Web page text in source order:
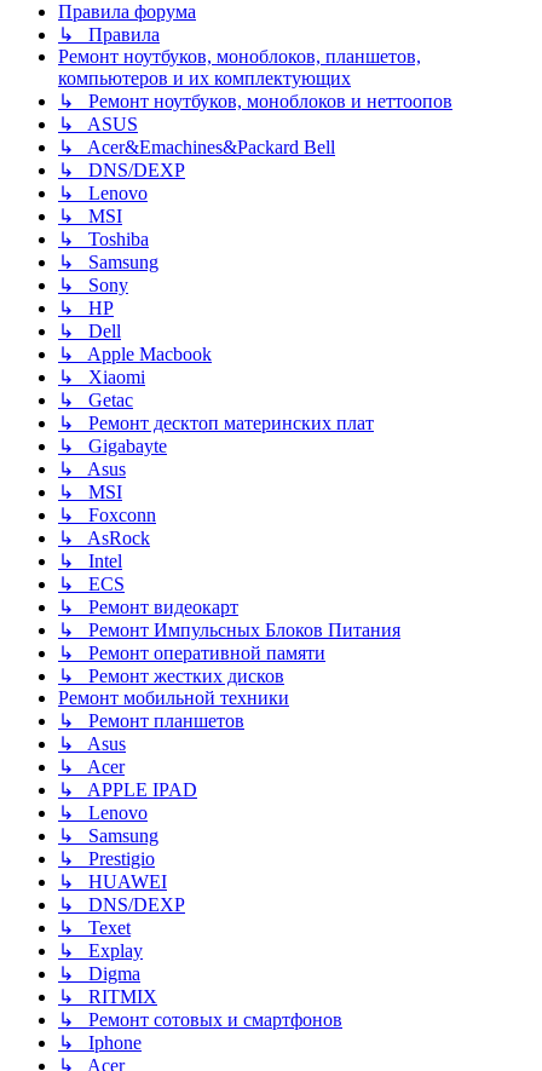
Правила форума
↳ Правила
Ремонт ноутбуков, моноблоков, планшетов,
компьютеров и их комплектующих
↳ Ремонт ноутбуков, моноблоков и неттоопов
↳ ASUS
↳ Acer&Emachines&Packard Bell
↳ DNS/DEXP
↳ Lenovo
↳ MSI
↳ Toshiba
↳ Samsung
↳ Sony
↳ HP
↳ Dell
↳ Apple Macbook
↳ Xiaomi
↳ Getac
↳ Ремонт десктоп материнских плат
↳ Gigabayte
↳ Asus
↳ MSI
↳ Foxconn
↳ AsRock
↳ Intel
↳ ECS
↳ Ремонт видеокарт
↳ Ремонт Импульсных Блоков Питания
↳ Ремонт оперативной памяти
↳ Ремонт жестких дисков
Ремонт мобильной техники
↳ Ремонт планшетов
↳ Asus
↳ Acer
↳ APPLE IPAD
↳ Lenovo
↳ Samsung
↳ Prestigio
↳ HUAWEI
↳ DNS/DEXP
↳ Texet
↳ Explay
↳ Digma
↳ RITMIX
↳ Ремонт сотовых и смартфонов
↳ Iphone
↳ Acer